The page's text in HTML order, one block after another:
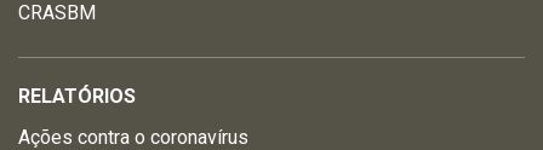
CRASBM
RELATÓRIOS
Ações contra o coronavírus